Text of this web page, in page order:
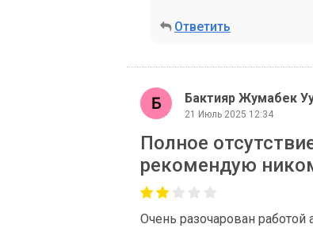
Ответить
Бактияр Жумабек
21 Июль 2025 12:34
Полное
рекомендую
Очень разочарован